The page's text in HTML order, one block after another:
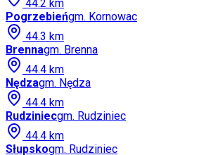
44.2 km
Pogrzebieńgm. Kornowac
44.3 km
Brennagm. Brenna
44.4 km
Nędzagm. Nędza
44.4 km
Rudziniecgm. Rudziniec
44.4 km
Słupskogm. Rudziniec